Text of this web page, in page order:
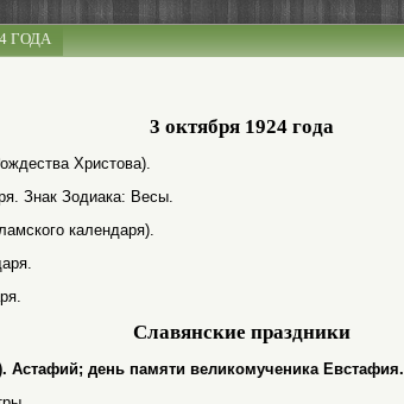
ГОДА
3 октября 1924 года
Христова).
Знак Зодиака: Весы.
календаря).
Славянские праздники
Астафий; день памяти великомученика Евстафия.